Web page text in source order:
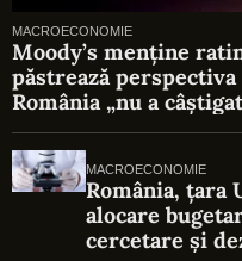
MACROECONOMIE
Moody’s menține
păstrează
România „nu a
MACROECONOMIE
România, țara
alocare
cercetare și